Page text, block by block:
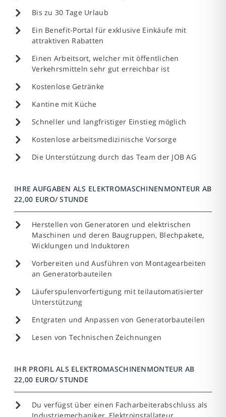
Bis zu 30 Tage Urlaub
Ein Benefit-Portal für exklusive Einkäufe mit
attraktiven Rabatten
Einen Arbeitsort, welcher mit öffentlichen
Verkehrsmitteln sehr gut erreichbar ist
Kostenlose Getränke
Kantine mit Küche
Schneller und langfristiger Einstieg möglich
Kostenlose arbeitsmedizinische Vorsorge
Die Unterstützung durch das Team der JOB AG
IHRE AUFGABEN ALS ELEKTROMASCHINENMONTEUR AB
22,00 EURO/ STUNDE
Herstellen von Generatoren und elektrischen
Maschinen und deren Baugruppen, Blechpakete,
Wicklungen und Induktoren
Vorbereiten und Ausführen von Montagearbeiten
an Generatorbauteilen
Läuferspulenvorfertigung mit teilautomatisierter
Unterstützung
Entgraten und Anpassen von Generatorbauteilen
Lesen von Technischen Zeichnungen
IHR PROFIL ALS ELEKTROMASCHINENMONTEUR AB
22,00 EURO/ STUNDE
Du verfügst über einen Facharbeiterabschluss als